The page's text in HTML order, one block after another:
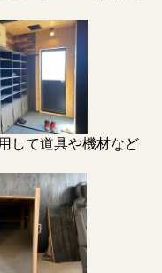
して道具や機材など